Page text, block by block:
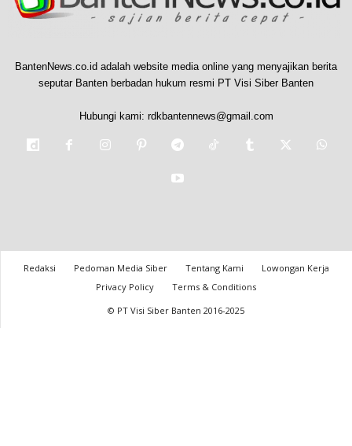
BantenNews.co.id adalah website media online yang menyajikan berita
seputar Banten berbadan hukum resmi PT Visi Siber Banten
Hubungi kami: rdkbantennews@gmail.com
Redaksi Pedoman Media Siber Tentang Kami
Lowongan Kerja
Privacy Policy
Terms & Conditions
© PT Visi Siber Banten 2016-2025